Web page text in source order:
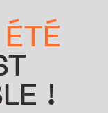
ÉTÉ
!